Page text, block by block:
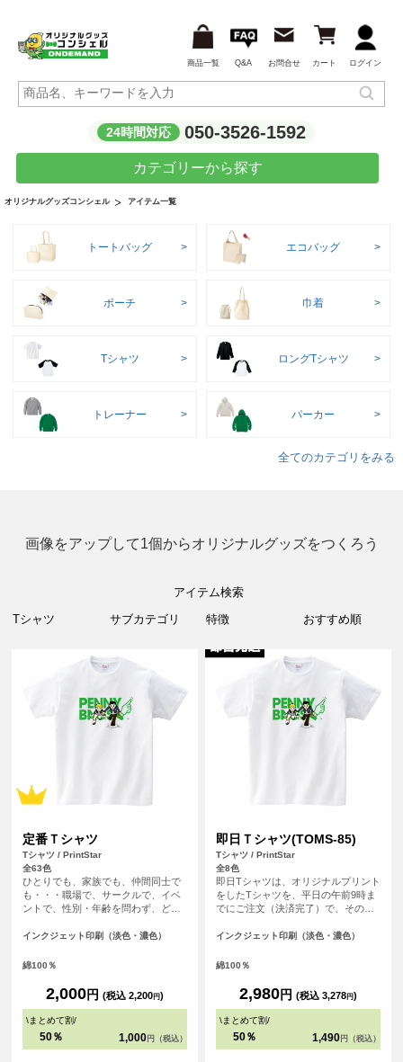
商品一覧 Q&A お問合せ カート ログイン
24時間対応 050-3526-1592
カテゴリーから探す
オリジナルグッズコンシェル アイテム一覧
トートバッグ エコバッグ
ポーチ 巾着
Tシャツ ロングTシャツ
トレーナー パーカー
全てのカテゴリをみる
画像をアップして1個からオリジナルグッズをつくろう
アイテム検索
定番Ｔシャツ
Tシャツ / PrintStar
全63色
ひとりでも、家族でも、仲間同士で
も・・・職場で、サークルで、イベ
ントで、性別・年齢を問わず、どな
ルエット。適度な厚みが着崩れを防
れたTシャツです。豊富なカラーサイ
ただけます。
インクジェット印刷（淡色・濃色）
綿100％
2,000円 (税込 2,200円)
\まとめて割/
50％ 1,000 円（税込）
即日Ｔシャツ(TOMS-85)
Tシャツ / PrintStar
全8色
即日Tシャツは、オリジナルプリント
をしたTシャツを、平日の午前9時ま
でにご注文（決済完了）で、その日
急なイベント、注文し忘れ、すぐに
利！もちろんフルカラープリントし
シャツは人気の定番Tシャツと同じ安
心のPrintstar（00085-CVT）です。
インクジェット印刷（淡色・濃色）
綿100％
2,980円 (税込 3,278円)
\まとめて割/
50％ 1,490 円（税込）